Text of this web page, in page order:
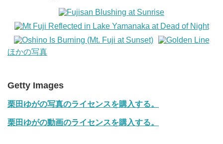
ほかの写真
Getty Images
栗田ゆがの写真のライセンスを購入する。
栗田ゆがの動画のライセンスを購入する。